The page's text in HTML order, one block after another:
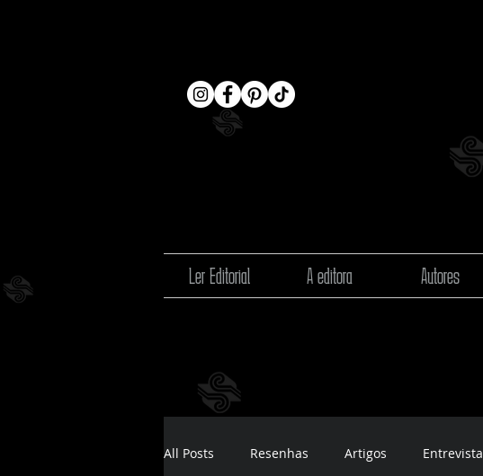
Ler Editorial A editora Autores
All Posts Resenhas Artigos Entrevista